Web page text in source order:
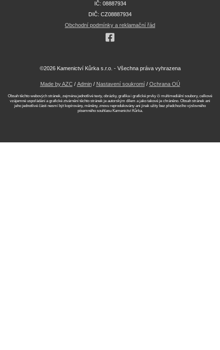
IČ: 08887934
DIČ: CZ08887934
Obchodní podmínky a reklamační řád
©2026 Kamenictví Kůrka s.r.o. - Všechna práva vyhrazena
Made by AZC/ Admin/ Nastavení soukromí/ Ochrana OÚ
Obsah těchto webových stránek, zejména jednotlivé texty, obrázky, grafika i grafické prvky či multimediální soubory, celkové
vzájemné uspořádání a grafické ztvárnění těchto stránek je autorským dílem a jako takové je chráněno. Obsah stránek ani
jeho jednotlivé části nesmí být kopírovány, měněny, znovu reprodukovány ani jinak užity bez předchozího výslovného
písemného souhlasu Kamenictví Kůrka.